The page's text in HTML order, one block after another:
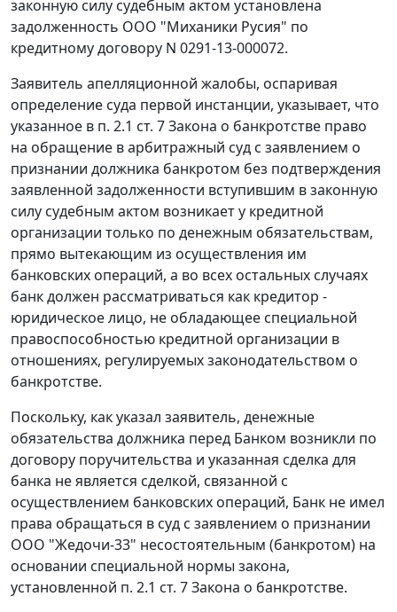
законную силу судебным актом установлена
задолженность ООО "Миханики Русия" по
кредитному договору N 0291-13-000072.
Заявитель апелляционной жалобы, оспаривая
определение суда первой инстанции, указывает, что
указанное в п. 2.1 ст. 7Закона о банкротстве право
на обращение в арбитражный суд с заявлением о
признании должника банкротом без подтверждения
заявленной задолженности вступившим в законную
силу судебным актом возникает у кредитной
организации только по денежным обязательствам,
прямо вытекающим из осуществления им
банковских операций, а во всех остальных случаях
банк должен рассматриваться как кредитор -
юридическое лицо, не обладающее специальной
правоспособностью кредитной организации в
отношениях, регулируемых законодательством о
банкротстве.
Поскольку, как указал заявитель, денежные
обязательства должника перед Банком возникли по
договору поручительства и указанная сделка для
банка не является сделкой, связанной с
осуществлением банковских операций, Банк не имел
права обращаться в суд с заявлением о признании
ООО "Жедочи-33" несостоятельным (банкротом) на
основании специальной нормы закона,
установленной п. 2.1 ст. 7Закона о банкротстве.